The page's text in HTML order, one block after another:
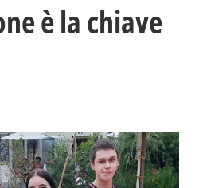
è la chiave